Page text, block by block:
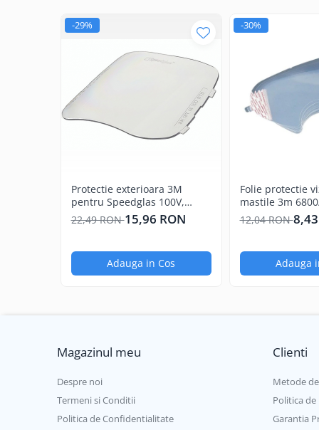
Manusi pentru Sudare WIG-TIG
Protectie respiratorie, auditiva si
Conectori si bolturi pentru sudura
-29%
Protectie exterioara 3M
pentru Speedglas 100V,
Standard
22,49 RON15,96 RON
Adauga in Cos
-30%
Folie protectie
mastile 3m
12,04 RON
Adauga
Magazinul meu
Despre noi
Termeni si Conditii
Politica de Confidentialitate
Clienti
Metode
Politica de
Garantia